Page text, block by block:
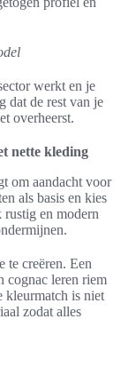
werkt en je
dat de rest van je
overheerst.
nette kleding
om aandacht voor
als basis en kies
en modern
te creëren. Een
cognac leren riem
kleurmatch is niet
zodat alles